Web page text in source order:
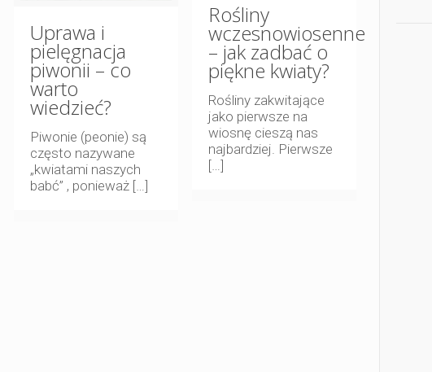
Uprawa i
pielęgnacja
piwonii – co
warto
wiedzieć?
Piwonie (peonie) są
często nazywane
„kwiatami naszych
babć” , ponieważ […]
Rośliny
wczesnowiosenne
– jak zadbać o
piękne kwiaty?
Rośliny zakwitające
jako pierwsze na
wiosnę cieszą nas
najbardziej. Pierwsze
[…]